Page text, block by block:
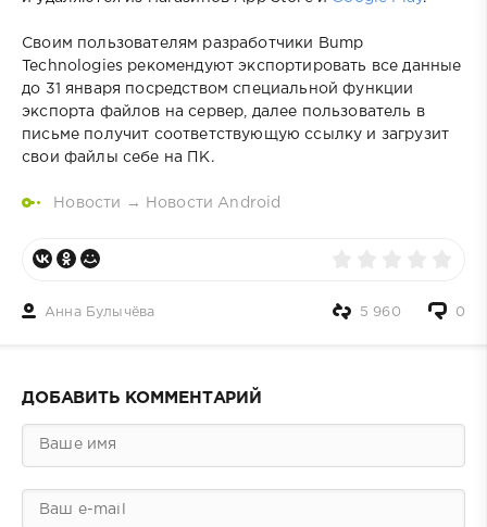
Своим пользователям разработчики Bump
Technologies рекомендуют экспортировать все данные
до 31 января посредством специальной функции
экспорта файлов на сервер, далее пользователь в
письме получит соответствующую ссылку и загрузит
свои файлы себе на ПК.
Новости → Новости Android
Анна Булычёва 0
5 960
ДОБАВИТЬ КОММЕНТАРИЙ